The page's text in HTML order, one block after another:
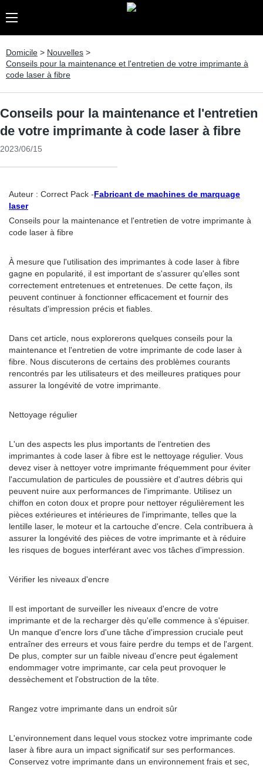
Domicile > Nouvelles >
Conseils pour la maintenance et l'entretien de votre imprimante à
code laser à fibre
Conseils pour la maintenance et l'entretien
de votre imprimante à code laser à fibre
2023/06/15
Auteur : Correct Pack -Fabricant de machines de marquage
laser
Conseils pour la maintenance et l'entretien de votre imprimante à
code laser à fibre
À mesure que l'utilisation des imprimantes à code laser à fibre
gagne en popularité, il est important de s'assurer qu'elles sont
correctement entretenues et entretenues. De cette façon, ils
peuvent continuer à fonctionner efficacement et fournir des
résultats d'impression précis et fiables.
Dans cet article, nous explorerons quelques conseils pour la
maintenance et l'entretien de votre imprimante de code laser à
fibre. Nous discuterons de certains des problèmes courants
rencontrés par les utilisateurs et des meilleures pratiques pour
assurer la longévité de votre imprimante.
Nettoyage régulier
L'un des aspects les plus importants de l'entretien des
imprimantes à code laser à fibre est le nettoyage régulier. Vous
devez viser à nettoyer votre imprimante fréquemment pour éviter
l'accumulation de particules de poussière et d'autres débris qui
peuvent nuire aux performances de l'imprimante. Utilisez un
chiffon en coton doux et propre pour nettoyer régulièrement les
pièces extérieures et intérieures de l'imprimante, telles que la
lentille laser, le moteur et la cartouche d'encre. Cela contribuera à
assurer la longévité des pièces de votre imprimante et à réduire
les risques de bogues interférant avec vos tâches d'impression.
Vérifier les niveaux d'encre
Il est important de surveiller les niveaux d'encre de votre
imprimante et de la recharger dès qu'elle commence à s'épuiser.
Un manque d'encre lors d'une tâche d'impression cruciale peut
entraîner des erreurs et vous faire perdre du temps et de l'argent.
De plus, compter sur un faible niveau d'encre peut également
endommager votre imprimante, car cela peut provoquer le
dessèchement et l'obstruction de la tête.
Rangez votre imprimante dans un endroit sûr
L'environnement dans lequel vous stockez votre imprimante code
laser à fibre aura un impact significatif sur ses performances.
Conservez votre imprimante dans un environnement frais et sec,